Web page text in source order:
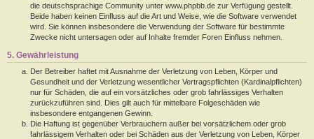
die deutschsprachige Community unter www.phpbb.de zur Verfügung gestellt.
Beide haben keinen Einfluss auf die Art und Weise, wie die Software verwendet
wird. Sie können insbesondere die Verwendung der Software für bestimmte
Zwecke nicht untersagen oder auf Inhalte fremder Foren Einfluss nehmen.
5. Gewährleistung
Der Betreiber haftet mit Ausnahme der Verletzung von Leben, Körper und
Gesundheit und der Verletzung wesentlicher Vertragspflichten (Kardinalpflichten)
nur für Schäden, die auf ein vorsätzliches oder grob fahrlässiges Verhalten
zurückzuführen sind. Dies gilt auch für mittelbare Folgeschäden wie
insbesondere entgangenen Gewinn.
Die Haftung ist gegenüber Verbrauchern außer bei vorsätzlichem oder grob
fahrlässigem Verhalten oder bei Schäden aus der Verletzung von Leben, Körper